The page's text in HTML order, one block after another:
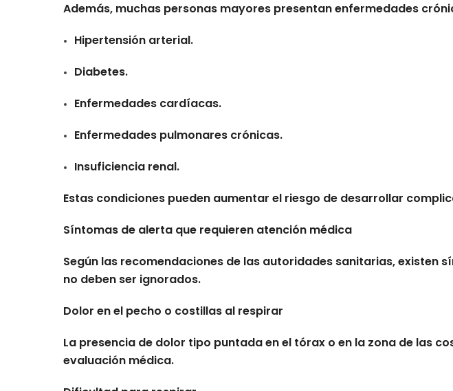
Además, muchas personas mayores presentan enfermedades
Hipertensión arterial.
Diabetes.
Enfermedades cardíacas.
Enfermedades pulmonares crónicas.
Insuficiencia renal.
Estas condiciones pueden aumentar el riesgo de desarrollar
Síntomas de alerta que requieren atención médica
Según las recomendaciones de las autoridades sanitarias,
no deben ser ignorados.
Dolor en el pecho o costillas al respirar
La presencia de dolor tipo puntada en el tórax o en la zona de las
evaluación médica.